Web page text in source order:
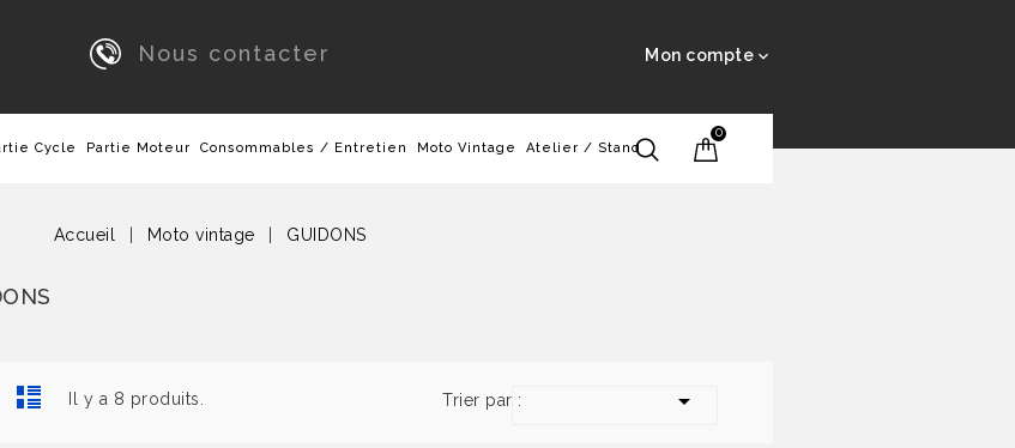
Nous contacter Mon compte 
Cycle Partie Moteur Consommables / Entretien Moto Vintage Atelier / Stand
0
Accueil Moto vintage GUIDONS
Il y a 8 produits. Trier par : 